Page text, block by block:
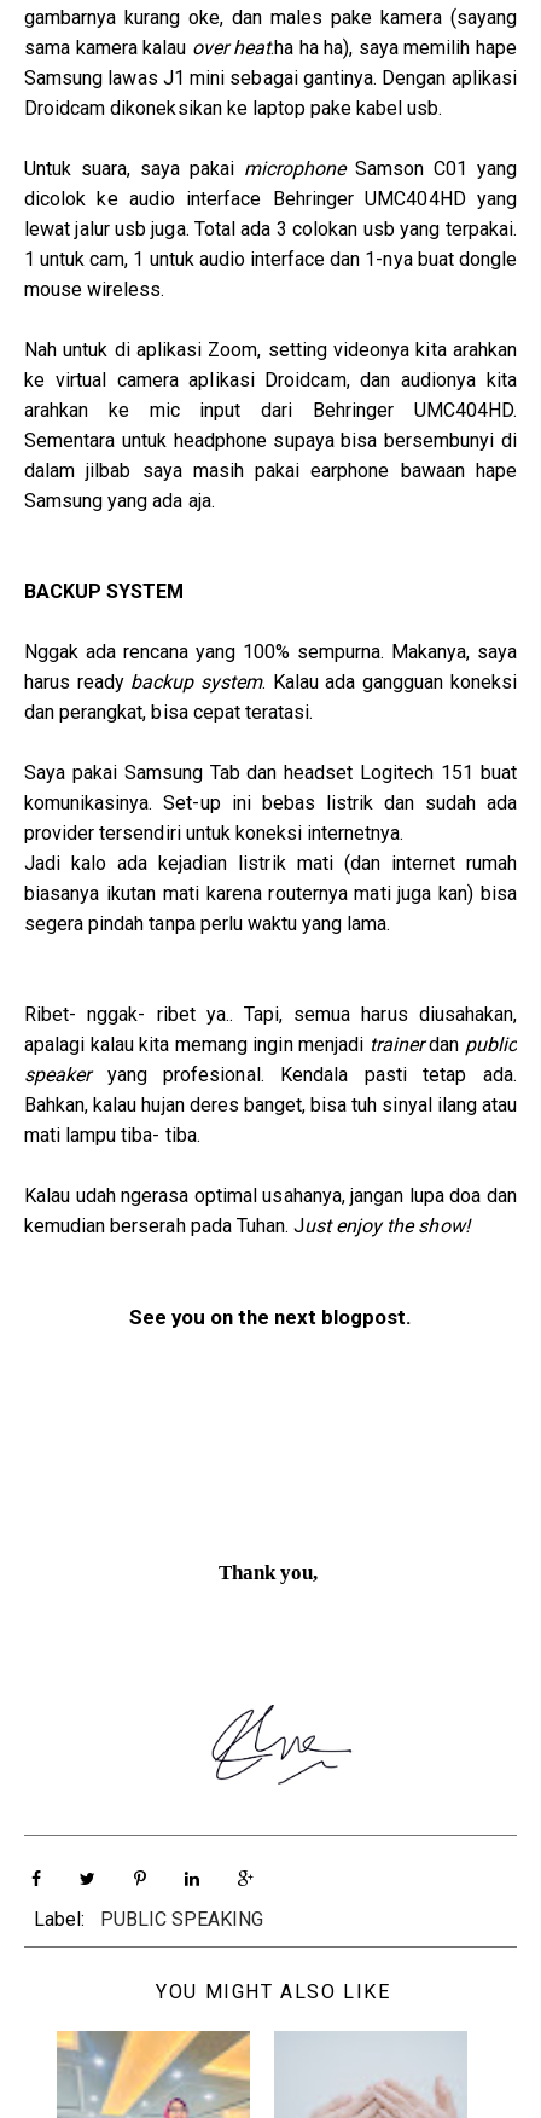
gambarnya kurang oke, dan males pake kamera (sayang
sama kamera kalau over heat.ha ha ha), saya memilih hape
Samsung lawas J1 mini sebagai gantinya. Dengan aplikasi
Droidcam dikoneksikan ke laptop pake kabel usb.
Untuk suara, saya pakai microphoneSamson C01 yang
dicolok ke audio interface Behringer UMC404HD yang
lewat jalur usb juga. Total ada 3 colokan usb yang terpakai.
1 untuk cam, 1 untuk audio interface dan 1-nya buat dongle
mouse wireless.
Nah untuk di aplikasi Zoom, setting videonya kita arahkan
ke virtual camera aplikasi Droidcam, dan audionya kita
arahkan ke mic input dari Behringer UMC404HD.
Sementara untuk headphone supaya bisa bersembunyi di
dalam jilbab saya masih pakai earphone bawaan hape
Samsung yang ada aja.
BACKUP SYSTEM
Nggak ada rencana yang 100% sempurna. Makanya, saya
harus ready backup system. Kalau ada gangguan koneksi
dan perangkat, bisa cepat teratasi.
Saya pakai Samsung Tab dan headset Logitech 151 buat
komunikasinya. Set-up ini bebas listrik dan sudah ada
provider tersendiri untuk koneksi internetnya.
Jadi kalo ada kejadian listrik mati (dan internet rumah
biasanya ikutan mati karena routernya mati juga kan) bisa
segera pindah tanpa perlu waktu yang lama.
Ribet- nggak- ribet ya.. Tapi, semua harus diusahakan,
apalagi kalau kita memang ingin menjadi trainerdan public
speakeryang profesional. Kendala pasti tetap ada.
Bahkan, kalau hujan deres banget, bisa tuh sinyal ilang atau
mati lampu tiba- tiba.
Kalau udah ngerasa optimal usahanya, jangan lupa doa dan
kemudian berserah pada Tuhan. Just enjoy the show!
See you on the next blogpost.
Thank you,
Label: PUBLIC SPEAKING
YOU MIGHT ALSO LIKE